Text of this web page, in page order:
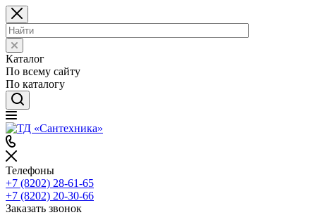
Каталог
По всему сайту
По каталогу
Телефоны
+7 (8202) 28‑61-65
+7 (8202) 20‑30-66
Заказать звонок